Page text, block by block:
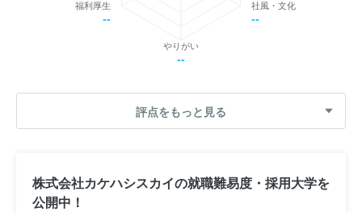
社風・文化
--
やりがい
--
福利厚生
--
評点をもっと見る
株式会社カケハシスカイの就職難易度・採用大学を
公開中！